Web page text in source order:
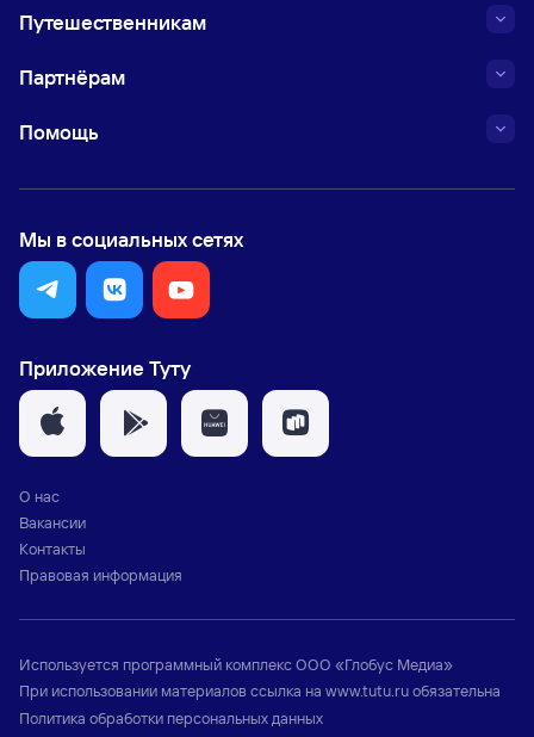
Путешественникам
Партнёрам
Помощь
Мы в социальных сетях
Приложение Туту
О нас
Вакансии
Контакты
Правовая информация
Используется программный комплексООО «Глобус Медиа»
При использовании материалов ссылка на www.tutu.ruобязательна
Политика обработки персональных данных